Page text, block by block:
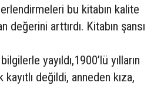
bu kitabın kalite
değerini arttırdı. Kitabın şansı
yayıldı,1900’lü yılların
değildi, anneden kıza,